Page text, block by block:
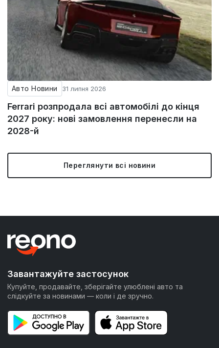
Авто Новини 31 липня 2026
Ferrari розпродала всі автомобілі до кінця
2027 року: нові замовлення перенесли на
2028-й
Переглянути всі новини
Завантажуйте застосунок
Купуйте, продавайте, зберігайте улюблені авто та
слідкуйте за новинами — коли і де зручно.